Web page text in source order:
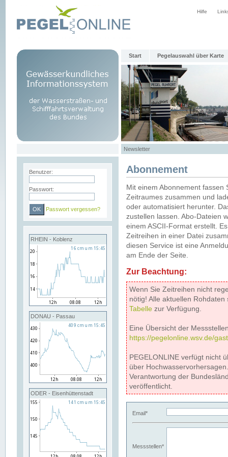
Hilfe
Start Pegelauswahl über Karte
Newsletter
Benutzer:
Passwort:
Passwort vergessen?
RHEIN - Koblenz
DONAU - Passau
ODER - Eisenhüttenstadt
Abonnement
Mit einem Abonnement
Zeitraumes zusammen und
oder automatisiert herunter.
zustellen lassen. Abo-Dateien
einem ASCII-Format erstellt.
Zeitreihen in einer Datei
diesen Service ist eine
am Ende der Seite.
Zur Beachtung:
Wenn Sie Zeitreihen nicht
nötig! Alle aktuellen
Tabelle zur Verfügung.
Eine Übersicht der
https://pegelonline.wsv.de/
PEGELONLINE verfügt nicht
über
Verantwortung der
veröffentlicht.
Email*
Messstellen*